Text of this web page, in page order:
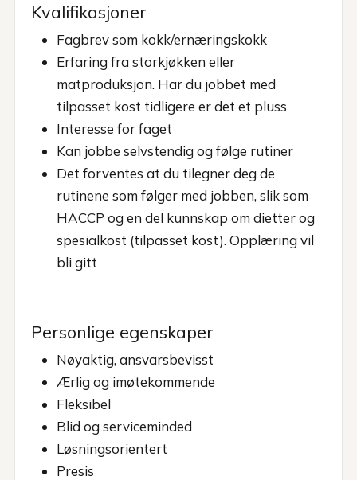
Kvalifikasjoner
Fagbrev som kokk/ernæringskokk
Erfaring fra storkjøkken eller
matproduksjon. Har du jobbet med
tilpasset kost tidligere er det et pluss
Interesse for faget
Kan jobbe selvstendig og følge rutiner
Det forventes at du tilegner deg de
rutinene som følger med jobben, slik som
HACCP og en del kunnskap om dietter og
spesialkost (tilpasset kost). Opplæring vil
bli gitt
Personlige egenskaper
Nøyaktig, ansvarsbevisst
Ærlig og imøtekommende
Fleksibel
Blid og serviceminded
Løsningsorientert
Presis